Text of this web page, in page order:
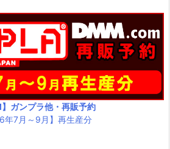
】ガンプラ他・再販予約
年7月～9月】再生産分